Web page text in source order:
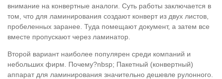
внимание на конвертные аналоги. Суть работы заключается в
том, что для ламинирования создают конверт из двух листов,
пробеленных заранее. Туда помещают документ, а затем все
вместе пропускают через ламинатор.
Второй вариант наиболее популярен среди компаний и
небольших фирм. Почему?nbsp; Пакетный (конвертный)
аппарат для ламинирования значительно дешевле рулонного.